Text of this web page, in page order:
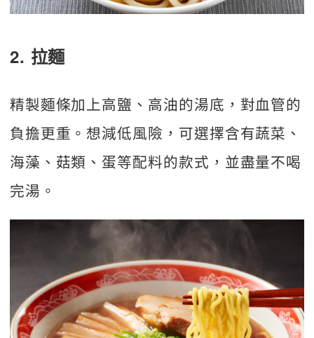
2. 拉麵
精製麵條加上高鹽、高油的湯底，對血管的
負擔更重。想減低風險，可選擇含有蔬菜、
海藻、菇類、蛋等配料的款式，並盡量不喝
完湯。